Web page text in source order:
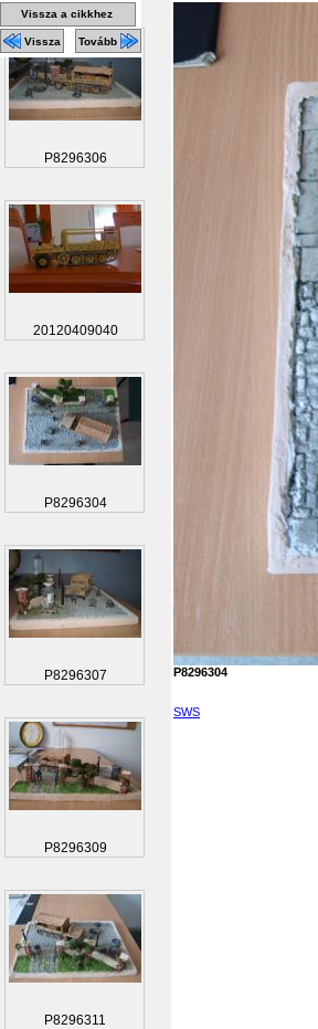
P8296304
SWS
Vissza a cikkhez
Vissza Tovább
P8296306
20120409040
P8296304
P8296307
P8296309
P8296311